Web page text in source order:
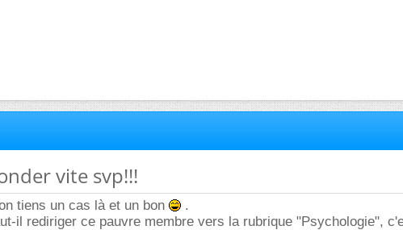
vite svp!!!
tiens un cas là et un bon
.
il rediriger ce pauvre membre vers la rubrique "Psychologie",